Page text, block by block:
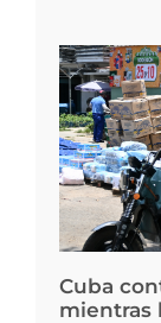
Cuba
mientras